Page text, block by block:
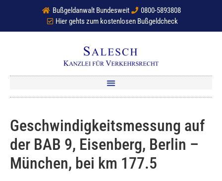
Bußgeldanwalt Bundesweit
0800-5893808
Hier gehts zum kostenlosen Bußgeldcheck
Geschwindigkeitsmessung auf
der BAB 9, Eisenberg, Berlin –
München, bei km 177.5